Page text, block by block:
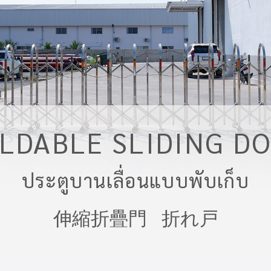
SLIDING
ประตูบานเลื่อนแบบพับเก็บ
伸縮折疊門 折れ戸